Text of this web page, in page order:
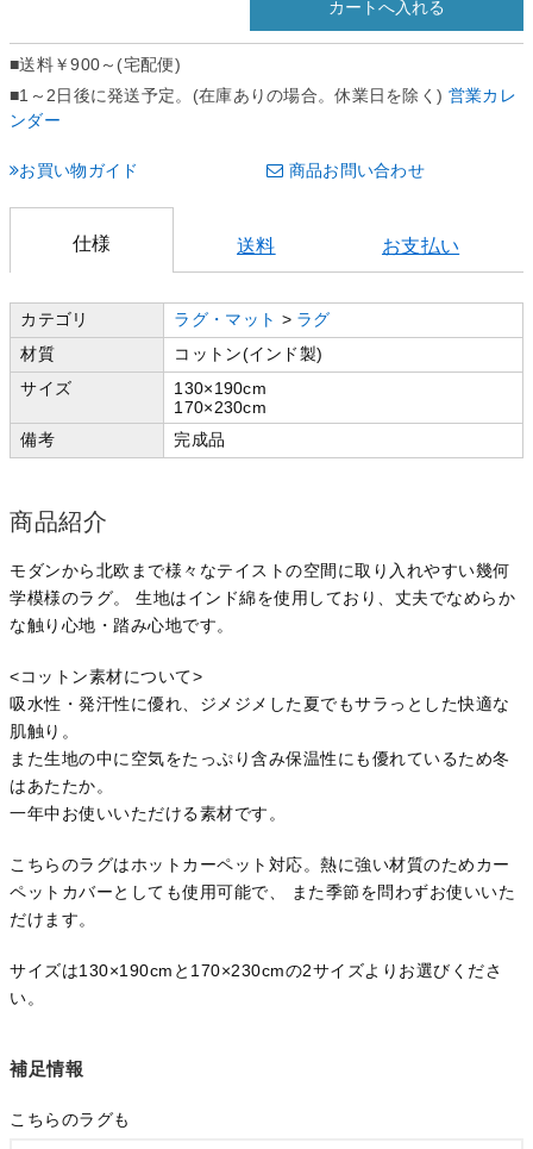
■送料￥900～(宅配便)
■1～2日後に発送予定。(在庫ありの場合。休業日を除く) 営業カレ
ンダー
お買い物ガイド 商品お問い合わせ
仕様 送料 お支払い
カテゴリ ラグ・マット > ラグ
材質
コットン(インド製)
サイズ
130×190cm
170×230cm
備考
完成品
商品紹介
モダンから北欧まで様々なテイストの空間に取り入れやすい幾何
学模様のラグ。 生地はインド綿を使用しており、丈夫でなめらか
な触り心地・踏み心地です。
<コットン素材について>
吸水性・発汗性に優れ、ジメジメした夏でもサラっとした快適な
肌触り。
また生地の中に空気をたっぷり含み保温性にも優れているため冬
はあたたか。
一年中お使いいただける素材です。
こちらのラグはホットカーペット対応。熱に強い材質のためカー
ペットカバーとしても使用可能で、 また季節を問わずお使いいた
だけます。
サイズは130×190cmと170×230cmの2サイズよりお選びくださ
い。
補足情報
こちらのラグも